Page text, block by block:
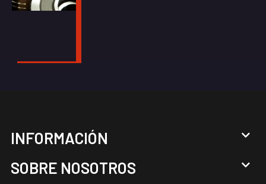
INFORMACIÓN
SOBRE NOSOTROS